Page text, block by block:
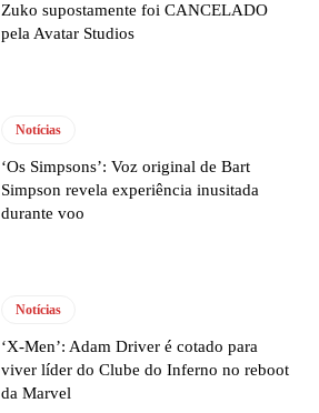
Zuko supostamente foi CANCELADO
pela Avatar Studios
Notícias
‘Os Simpsons’: Voz original de Bart
Simpson revela experiência inusitada
durante voo
Notícias
‘X-Men’: Adam Driver é cotado para
viver líder do Clube do Inferno no reboot
da Marvel